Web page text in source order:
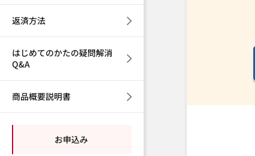
返済方法
はじめてのかたの疑問解消
Q&A
商品概要説明書
お申込み